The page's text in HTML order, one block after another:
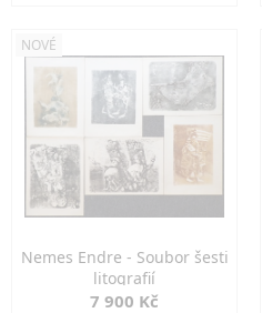
NOVÉ
Nemes Endre - Soubor šesti
litografií
7 900 Kč